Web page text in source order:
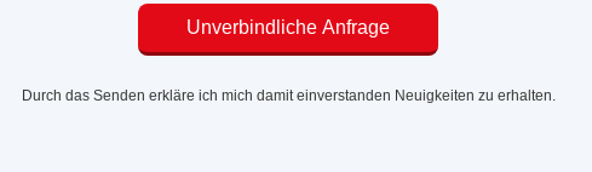
Unverbindliche Anfrage
Durch das Senden erkläre ich mich damit einverstanden Neuigkeiten zu erhalten.